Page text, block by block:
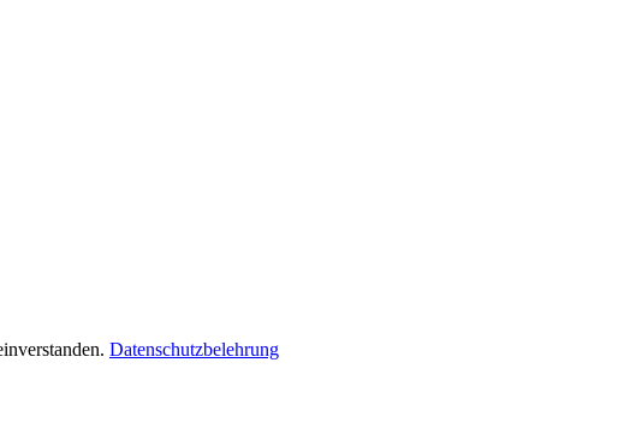
Datenschutzbelehrung